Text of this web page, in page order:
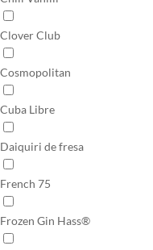
Clover Club
Cosmopolitan
Cuba Libre
Daiquiri de fresa
French 75
Frozen Gin Hass®